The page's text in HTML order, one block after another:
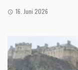
16. Juni 2026